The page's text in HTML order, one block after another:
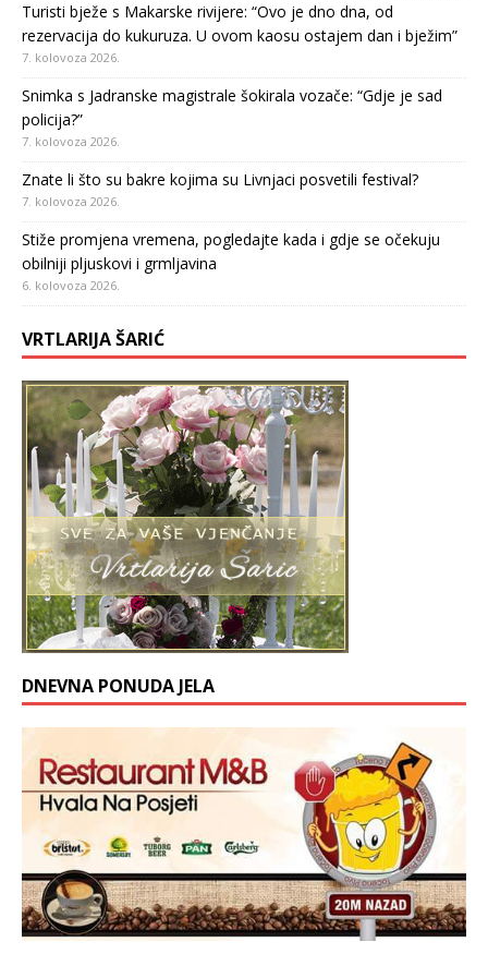
Turisti bježe s Makarske rivijere: “Ovo je dno dna, od
rezervacija do kukuruza. U ovom kaosu ostajem dan i bježim”
7. kolovoza 2026.
Snimka s Jadranske magistrale šokirala vozače: “Gdje je sad
policija?”
7. kolovoza 2026.
Znate li što su bakre kojima su Livnjaci posvetili festival?
7. kolovoza 2026.
Stiže promjena vremena, pogledajte kada i gdje se očekuju
obilniji pljuskovi i grmljavina
6. kolovoza 2026.
VRTLARIJA ŠARIĆ
DNEVNA PONUDA JELA